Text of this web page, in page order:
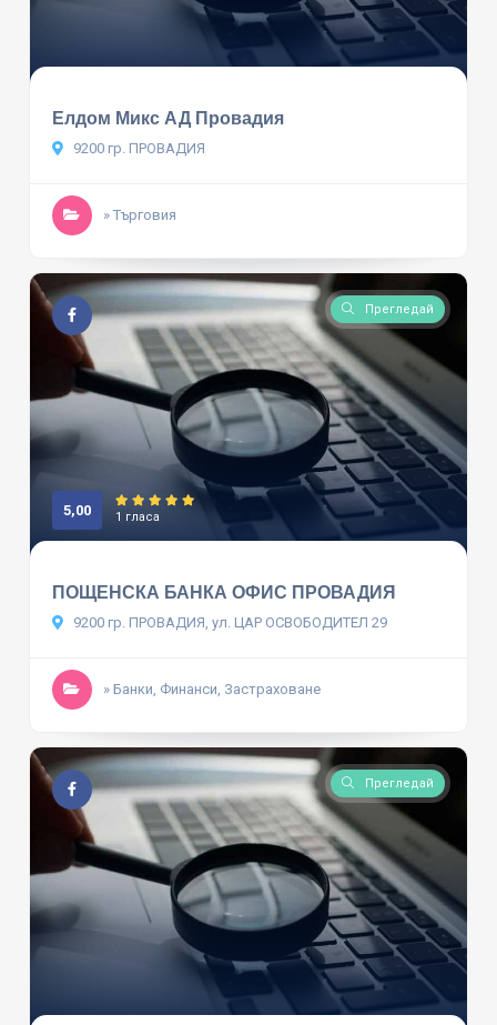
Елдом Микс АД Провадия
9200 гр. ПРОВАДИЯ
» Търговия
Прегледай
5,00 1 гласа
ПОЩЕНСКА БАНКА ОФИС ПРОВАДИЯ
9200 гр. ПРОВАДИЯ, ул. ЦАР ОСВОБОДИТЕЛ 29
» Банки, Финанси, Застраховане
Прегледай